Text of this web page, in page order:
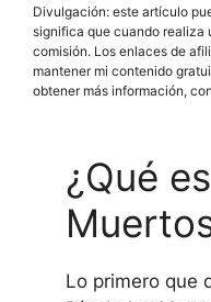
Divulgación: este artículo
significa que cuando realiza
comisión. Los enlaces de
mantener mi contenido
obtener más información,
¿Qué
Lo primero que